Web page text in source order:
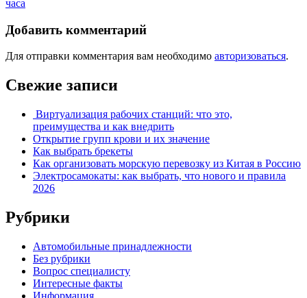
часа
Добавить комментарий
Для отправки комментария вам необходимо авторизоваться.
Свежие записи
Виртуализация рабочих станций: что это,
преимущества и как внедрить
Открытие групп крови и их значение
Как выбрать брекеты
Как организовать морскую перевозку из Китая в Россию
Электросамокаты: как выбрать, что нового и правила
2026
Рубрики
Автомобильные принадлежности
Без рубрики
Вопрос специалисту
Интересные факты
Информация